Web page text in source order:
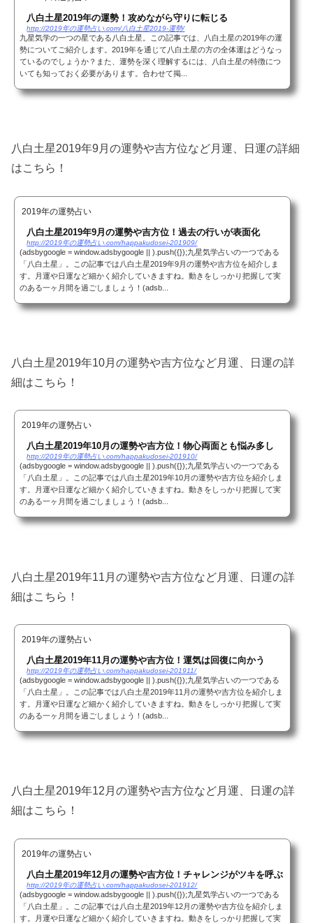
八白土星2019年の運勢！攻めながら守りに転じる
http://2019年の運勢占い.com/八白土星2019-運勢/
九星気学の一つの星である八白土星。この記事では、八白土星の2019年の運
勢についてご紹介します。2019年を通じて八白土星の方の全体運はどうなっ
ているのでしょうか？また、運勢を深く理解するには、八白土星の特徴につ
いても知っておく必要があります。合わせて掲...
八白土星2019年9月の運勢や吉方位など月運、日運の詳細
はこちら！
2019年の運勢占い
八白土星2019年9月の運勢や吉方位！過去の行いが表面化
http://2019年の運勢占い.com/happakudosei-201909/
(adsbygoogle = window.adsbygoogle || ).push({});九星気学占いの一つである
「八白土星」。この記事では八白土星2019年9月の運勢や吉方位を紹介しま
す。月運や日運など細かく紹介していきますね。動きをしっかり把握して実
のある一ヶ月間を過ごしましょう！(adsb...
八白土星2019年10月の運勢や吉方位など月運、日運の詳
細はこちら！
2019年の運勢占い
八白土星2019年10月の運勢や吉方位！物心両面とも悩み多し
http://2019年の運勢占い.com/happakudosei-201910/
(adsbygoogle = window.adsbygoogle || ).push({});九星気学占いの一つである
「八白土星」。この記事では八白土星2019年10月の運勢や吉方位を紹介しま
す。月運や日運など細かく紹介していきますね。動きをしっかり把握して実
のある一ヶ月間を過ごしましょう！(adsb...
八白土星2019年11月の運勢や吉方位など月運、日運の詳
細はこちら！
2019年の運勢占い
八白土星2019年11月の運勢や吉方位！運気は回復に向かう
http://2019年の運勢占い.com/happakudosei-201911/
(adsbygoogle = window.adsbygoogle || ).push({});九星気学占いの一つである
「八白土星」。この記事では八白土星2019年11月の運勢や吉方位を紹介しま
す。月運や日運など細かく紹介していきますね。動きをしっかり把握して実
のある一ヶ月間を過ごしましょう！(adsb...
八白土星2019年12月の運勢や吉方位など月運、日運の詳
細はこちら！
2019年の運勢占い
八白土星2019年12月の運勢や吉方位！チャレンジがツキを呼ぶ
http://2019年の運勢占い.com/happakudosei-201912/
(adsbygoogle = window.adsbygoogle || ).push({});九星気学占いの一つである
「八白土星」。この記事では八白土星2019年12月の運勢や吉方位を紹介しま
す。月運や日運など細かく紹介していきますね。動きをしっかり把握して実